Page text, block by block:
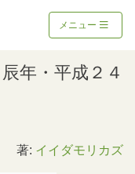
メニュー
年・平成２４
著: イイダモリカズ